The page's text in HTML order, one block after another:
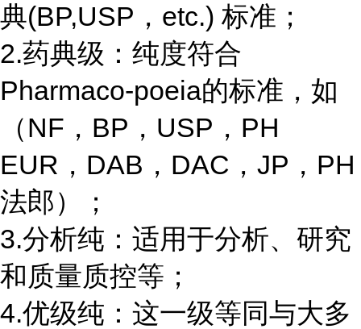
典(BP,USP，etc.) 标准；
2.药典级：纯度符合
Pharmaco-poeia的标准，如
（NF，BP，USP，PH
EUR，DAB，DAC，JP，PH
法郎）；
3.分析纯：适用于分析、研究
和质量质控等；
4.优级纯：这一级等同与大多